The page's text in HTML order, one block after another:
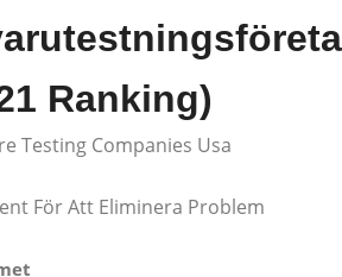
Ranking)
Testing Companies Usa
För Att Eliminera Problem